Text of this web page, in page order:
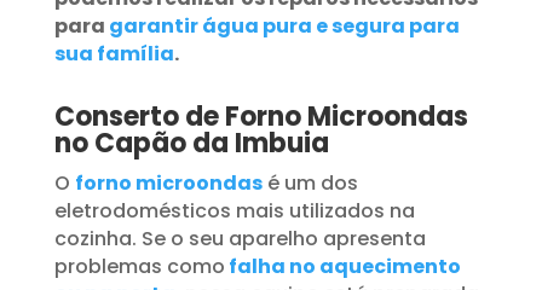
para garantir água pura e segura para
sua família.
Conserto de Forno Microondas
no Capão da Imbuia
O forno microondasé um dos
eletrodomésticos mais utilizados na
cozinha. Se o seu aparelho apresenta
problemas como falha no aquecimento